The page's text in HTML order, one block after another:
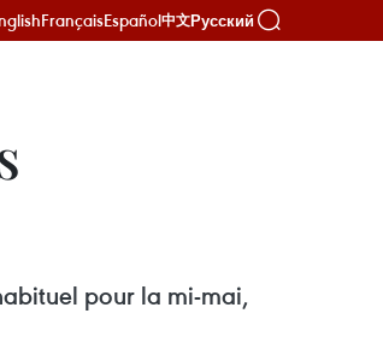
FrançaisEspañol中文Русский
pour la mi-mai,